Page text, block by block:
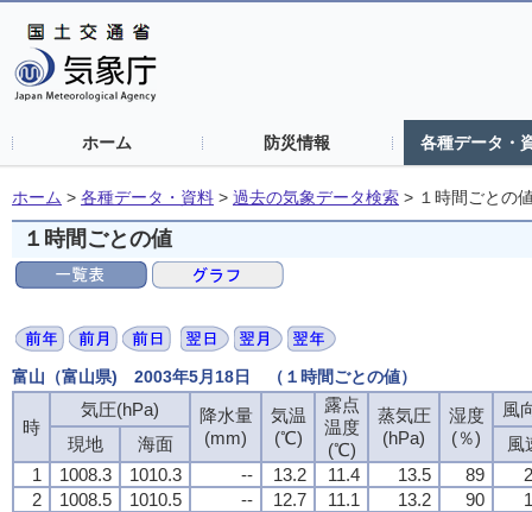
ホーム 防災情報 各種データ・
ホーム > 各種データ・資料 > 過去の気象データ検索 > １時間ごとの
１時間ごとの値
富山（富山県) 2003年5月18日 （１時間ごとの値）
時
気圧(hPa)
降水量
(mm)
気温
(℃)
露点
温度
(℃)
蒸気圧
(hPa)
湿度
(％)
風
現地
海面
風
1
1008.3 1010.3 -- 13.2 11.4 13.5 89
2
1008.5 1010.5 -- 12.7 11.1 13.2 90